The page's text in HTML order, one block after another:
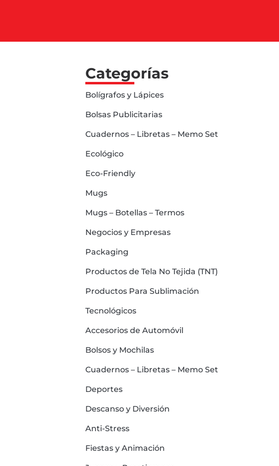
Categorías
Bolígrafos y Lápices
Bolsas Publicitarias
Cuadernos – Libretas – Memo Set
Ecológico
Eco-Friendly
Mugs
Mugs – Botellas – Termos
Negocios y Empresas
Packaging
Productos de Tela No Tejida (TNT)
Productos Para Sublimación
Tecnológicos
Accesorios de Automóvil
Bolsos y Mochilas
Cuadernos – Libretas – Memo Set
Deportes
Descanso y Diversión
Anti-Stress
Fiestas y Animación